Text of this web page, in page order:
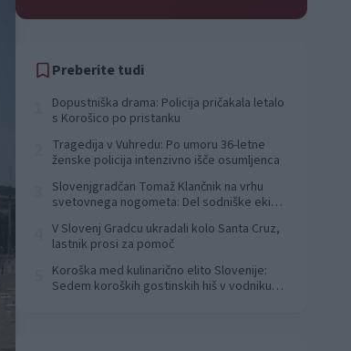
Preberite tudi
Dopustniška drama: Policija pričakala letalo
s Korošico po pristanku
Tragedija v Vuhredu: Po umoru 36-letne
ženske policija intenzivno išče osumljenca
Slovenjgradčan Tomaž Klančnik na vrhu
svetovnega nogometa: Del sodniške ekipe
V Slovenj Gradcu ukradali kolo Santa Cruz,
lastnik prosi za pomoč
Koroška med kulinarično elito Slovenije:
Sedem koroških gostinskih hiš v vodniku